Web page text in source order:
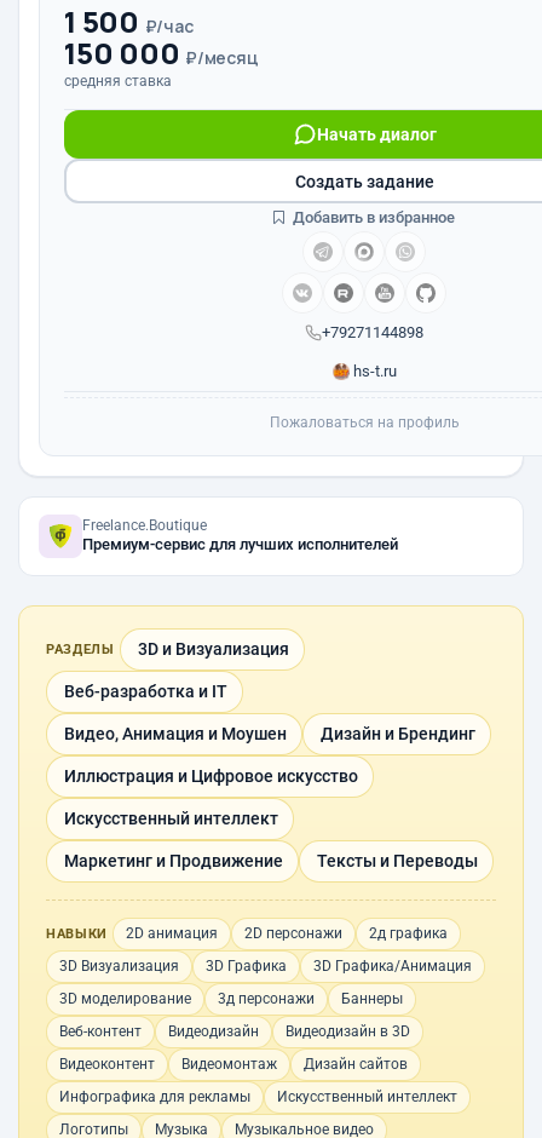
1 500 ₽/час
150 000 ₽/месяц
средняя ставка
+79271144898
Начать диалог
hs-t.ru
Создать задание
Добавить в избранное
Пожаловаться на профиль
Freelance.Boutique
Премиум-сервис для лучших исполнителей
РАЗДЕЛЫ 3D и Визуализация
Веб-разработка и IT
Видео, Анимация и Моушен Дизайн и Брендинг
Иллюстрация и Цифровое искусство
Искусственный интеллект
Маркетинг и Продвижение Тексты и Переводы
НАВЫКИ 2D анимация 2D персонажи
2д графика
3D Визуализация
3D Графика
3D Графика/Анимация
3D моделирование
3д персонажи
Баннеры
Веб-контент
Видеодизайн
Видеодизайн в 3D
Видеоконтент
Видеомонтаж
Дизайн сайтов
Инфографика для рекламы
Искусственный интеллект
Логотипы
Музыка
Музыкальное видео